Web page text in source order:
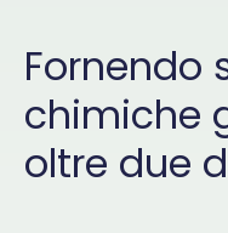
Fornendo
chimiche
oltre due